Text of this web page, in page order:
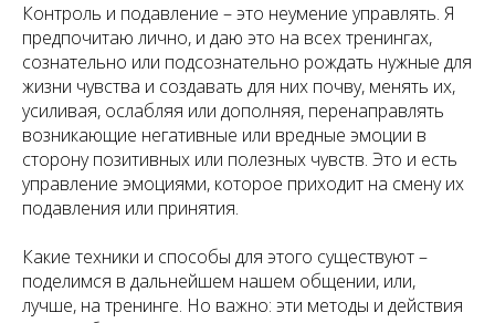
Контроль и подавление – это неумение управлять. Я
предпочитаю лично, и даю это на всех тренингах,
сознательно или подсознательно рождать нужные для
жизни чувства и создавать для них почву, менять их,
усиливая, ослабляя или дополняя, перенаправлять
возникающие негативные или вредные эмоции в
сторону позитивных или полезных чувств. Это и есть
управление эмоциями, которое приходит на смену их
подавления или принятия.
Какие техники и способы для этого существуют –
поделимся в дальнейшем нашем общении, или,
лучше, на тренинге. Но важно: эти методы и действия